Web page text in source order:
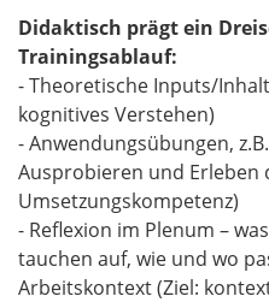
Didaktisch prägt ein
Trainingsablauf:
- Theoretische Inputs/
kognitives Verstehen)
- Anwendungsübungen,
Ausprobieren und Erleben
Umsetzungskompetenz)
- Reflexion im Plenum –
tauchen auf, wie und wo
Arbeitskontext (Ziel: